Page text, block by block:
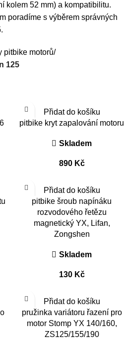
kolem 52 mm) a kompatibilitu.
poradíme s výběrem správných
pitbike motorů
125
Přidat do košíku
pitbike kryt zapalování motoru
Skladem
890 Kč
Přidat do košíku
pitbike šroub napínáku
rozvodového řetězu
magnetický YX, Lifan,
Zongshen
Skladem
130 Kč
Přidat do košíku
pružinka variátoru řazení pro
motor Stomp YX 140/160,
ZS125/155/190